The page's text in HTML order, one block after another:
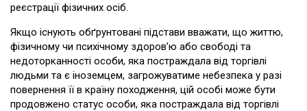
реєстрації фізичних осіб.
Якщо існують обґрунтовані підстави вважати, що життю,
фізичному чи психічному здоров’ю або свободі та
недоторканності особи, яка постраждала від торгівлі
людьми та є іноземцем, загрожуватиме небезпека у разі
повернення її в країну походження, цій особі може бути
продовжено статус особи, яка постраждала від торгівлі